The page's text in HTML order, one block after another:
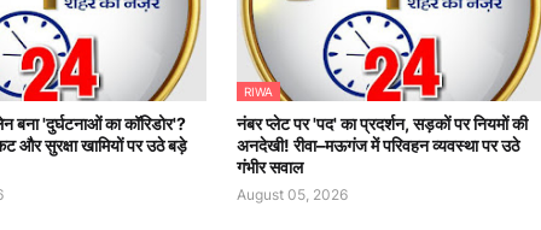
बना 'दुर्घटनाओं का कॉरिडोर'?
और सुरक्षा खामियों पर उठे बड़े
RIWA
नंबर प्लेट पर 'पद' का प्रदर्शन, सड़कों पर नियमों की
अनदेखी! रीवा–मऊगंज में परिवहन व्यवस्था पर उठे
गंभीर सवाल
August 05, 2026